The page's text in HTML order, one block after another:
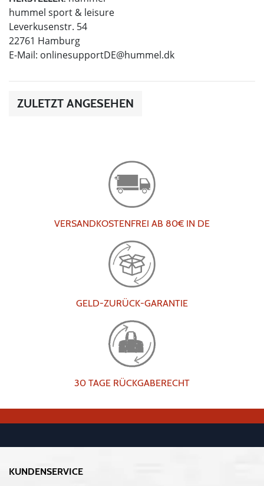
hummel sport & leisure
Leverkusenstr. 54
22761 Hamburg
E-Mail: onlinesupportDE@hummel.dk
ZULETZT ANGESEHEN
VERSANDKOSTENFREI AB 80€ IN DE
GELD-ZURÜCK-GARANTIE
30 TAGE RÜCKGABERECHT
KUNDENSERVICE